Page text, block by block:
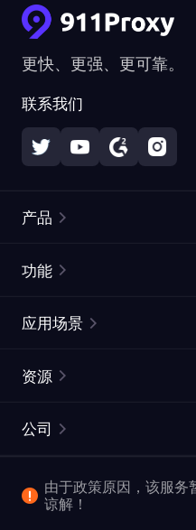
更快、更强、更可靠。
联系我们
产品
静态住宅代理
网页抓取 API
视频下载 API
功能
ISP代理
ProxySite
应用场景
市场研究
爬行和索引
资源
常见问题解答
位置
公司
企业服务
由于政策原因，该服务
谅解！